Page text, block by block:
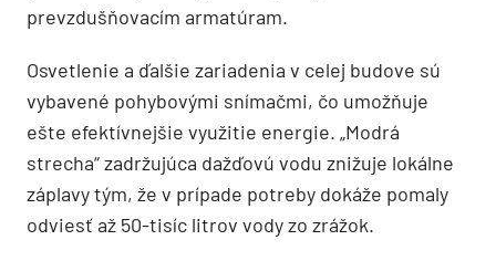
prevzdušňovacím armatúram.
Osvetlenie a ďalšie zariadenia v celej budove sú
vybavené pohybovými snímačmi, čo umožňuje
ešte efektívnejšie využitie energie. „Modrá
strecha“ zadržujúca dažďovú vodu znižuje lokálne
záplavy tým, že v prípade potreby dokáže pomaly
odviesť až 50-tisíc litrov vody zo zrážok.